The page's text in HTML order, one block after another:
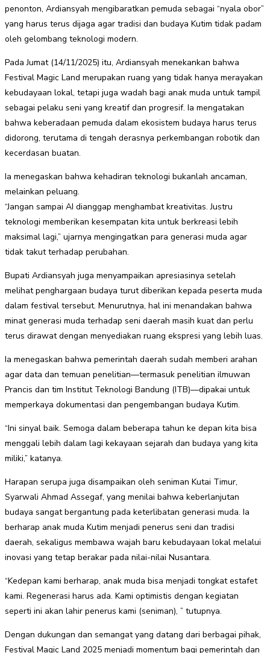
penonton, Ardiansyah mengibaratkan pemuda sebagai “nyala obor”
yang harus terus dijaga agar tradisi dan budaya Kutim tidak padam
oleh gelombang teknologi modern.
Pada Jumat (14/11/2025) itu, Ardiansyah menekankan bahwa
Festival Magic Land merupakan ruang yang tidak hanya merayakan
kebudayaan lokal, tetapi juga wadah bagi anak muda untuk tampil
sebagai pelaku seni yang kreatif dan progresif. Ia mengatakan
bahwa keberadaan pemuda dalam ekosistem budaya harus terus
didorong, terutama di tengah derasnya perkembangan robotik dan
kecerdasan buatan.
Ia menegaskan bahwa kehadiran teknologi bukanlah ancaman,
melainkan peluang.
“Jangan sampai AI dianggap menghambat kreativitas. Justru
teknologi memberikan kesempatan kita untuk berkreasi lebih
maksimal lagi,” ujarnya mengingatkan para generasi muda agar
tidak takut terhadap perubahan.
Bupati Ardiansyah juga menyampaikan apresiasinya setelah
melihat penghargaan budaya turut diberikan kepada peserta muda
dalam festival tersebut. Menurutnya, hal ini menandakan bahwa
minat generasi muda terhadap seni daerah masih kuat dan perlu
terus dirawat dengan menyediakan ruang ekspresi yang lebih luas.
Ia menegaskan bahwa pemerintah daerah sudah memberi arahan
agar data dan temuan penelitian—termasuk penelitian ilmuwan
Prancis dan tim Institut Teknologi Bandung (ITB)—dipakai untuk
memperkaya dokumentasi dan pengembangan budaya Kutim.
“Ini sinyal baik. Semoga dalam beberapa tahun ke depan kita bisa
menggali lebih dalam lagi kekayaan sejarah dan budaya yang kita
miliki,” katanya.
Harapan serupa juga disampaikan oleh seniman Kutai Timur,
Syarwali Ahmad Assegaf, yang menilai bahwa keberlanjutan
budaya sangat bergantung pada keterlibatan generasi muda. Ia
berharap anak muda Kutim menjadi penerus seni dan tradisi
daerah, sekaligus membawa wajah baru kebudayaan lokal melalui
inovasi yang tetap berakar pada nilai-nilai Nusantara.
“Kedepan kami berharap, anak muda bisa menjadi tongkat estafet
kami. Regenerasi harus ada. Kami optimistis dengan kegiatan
seperti ini akan lahir penerus kami (seniman), ” tutupnya.
Dengan dukungan dan semangat yang datang dari berbagai pihak,
Festival Magic Land 2025 menjadi momentum bagi pemerintah dan